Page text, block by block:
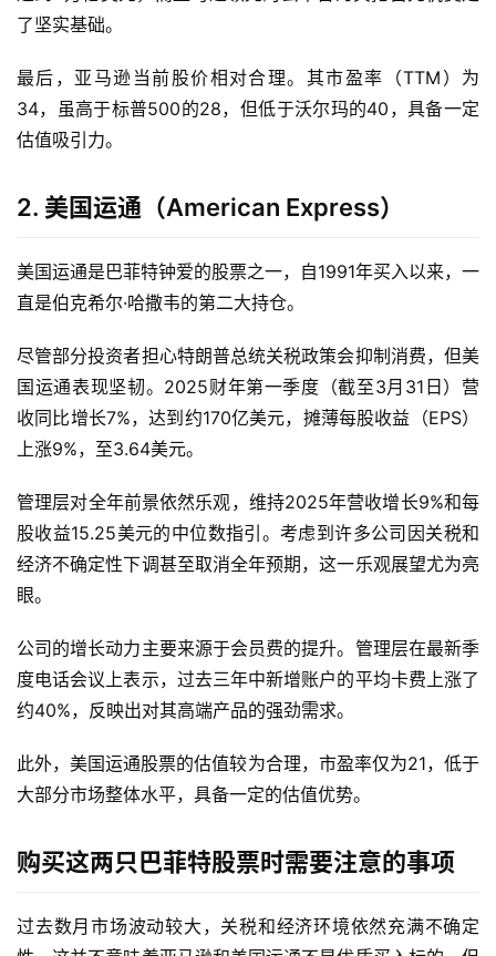
首
页
美
股
A
P
了坚实基础。
最后，亚马逊当前股价相对合理。其市盈率（TTM）为
34，虽高于标普500的28，但低于沃尔玛的40，具备一定
估值吸引力。
2. 美国运通（American Express）
美国运通是巴菲特钟爱的股票之一，自1991年买入以来，一
直是伯克希尔·哈撒韦的第二大持仓。
尽管部分投资者担心特朗普总统关税政策会抑制消费，但美
国运通表现坚韧。2025财年第一季度（截至3月31日）营
收同比增长7%，达到约170亿美元，摊薄每股收益（EPS）
上涨9%，至3.64美元。
管理层对全年前景依然乐观，维持2025年营收增长9%和每
股收益15.25美元的中位数指引。考虑到许多公司因关税和
经济不确定性下调甚至取消全年预期，这一乐观展望尤为亮
眼。
公司的增长动力主要来源于会员费的提升。管理层在最新季
度电话会议上表示，过去三年中新增账户的平均卡费上涨了
约40%，反映出对其高端产品的强劲需求。
此外，美国运通股票的估值较为合理，市盈率仅为21，低于
大部分市场整体水平，具备一定的估值优势。
购买这两只巴菲特股票时需要注意的事项
过去数月市场波动较大，关税和经济环境依然充满不确定